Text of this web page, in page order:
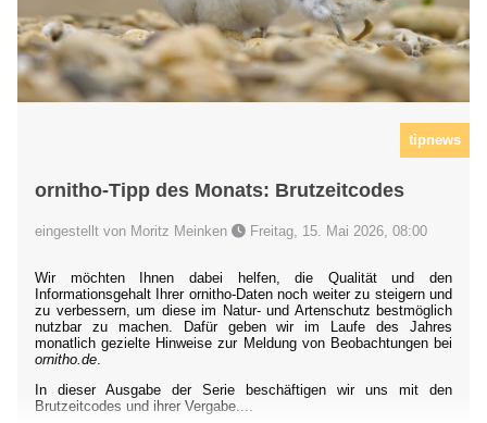
tipnews
ornitho-Tipp des Monats: Brutzeitcodes
eingestellt von Moritz Meinken Freitag, 15. Mai 2026, 08:00
Wir möchten Ihnen dabei helfen, die Qualität und den
Informationsgehalt Ihrer ornitho-Daten noch weiter zu steigern und
zu verbessern, um diese im Natur- und Artenschutz bestmöglich
nutzbar zu machen. Dafür geben wir im Laufe des Jahres
monatlich gezielte Hinweise zur Meldung von Beobachtungen bei
ornitho.de.
In dieser Ausgabe der Serie beschäftigen wir uns mit den
Brutzeitcodes und ihrer Vergabe....